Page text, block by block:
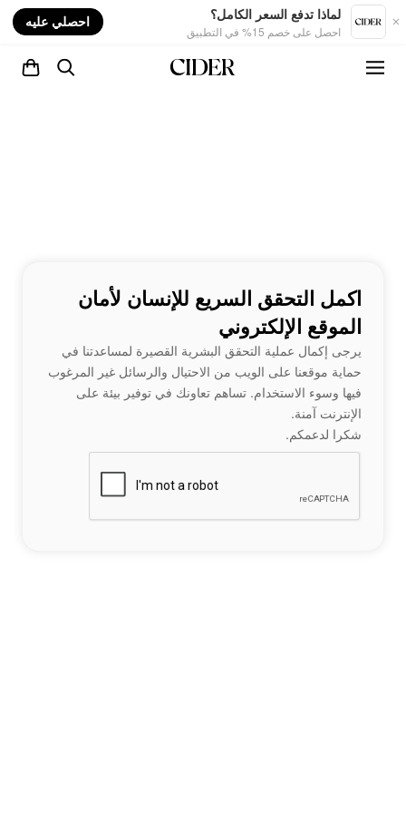
لماذا تدفع السعر الكامل؟
احصل على خصم 15% في التطبيق
احصلي عليه
اكمل التحقق السريع للإنسان لأمان
الموقع الإلكتروني
يرجى إكمال عملية التحقق البشرية القصيرة لمساعدتنا في
حماية موقعنا على الويب من الاحتيال والرسائل غير المرغوب
فيها وسوء الاستخدام. تساهم تعاونك في توفير بيئة على
الإنترنت آمنة.
شكرا لدعمكم.